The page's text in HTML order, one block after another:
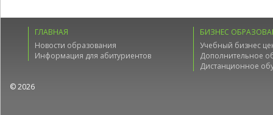
ГЛАВНАЯ
Новости образования
Информация для абитуриентов
БИЗНЕС
Учебный бизнес
Дополнительное
Дистанционное
© 2026